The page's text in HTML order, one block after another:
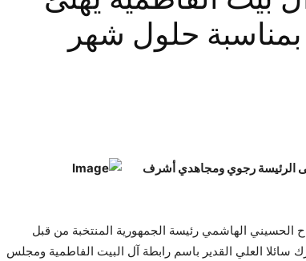
حلول شهر
الرئيسة رجوي ومجاهدي أشرف
الحسيني الهاشمي رئيسة الجمهورية المنتخبة من قبل
سائلا العلي القدير باسم رابطة آل البيت الفاطمية ومجلس